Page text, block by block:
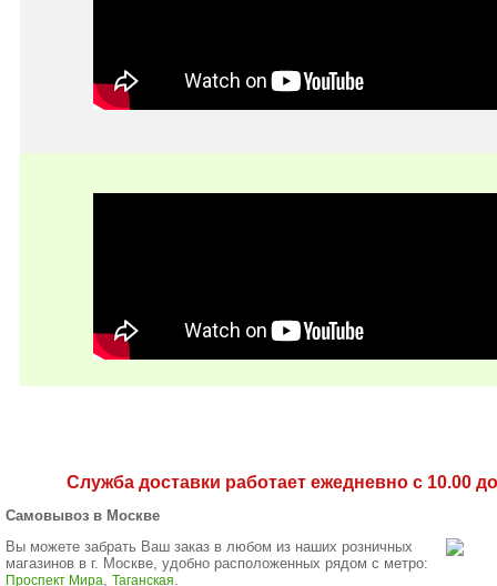
Служба доставки работает ежедневно с 10.00
Самовывоз в Москве
Вы можете забрать Ваш заказ в любом из наших розничных
магазинов в г. Москве, удобно расположенных рядом с метро:
Проспект Мира Таганская